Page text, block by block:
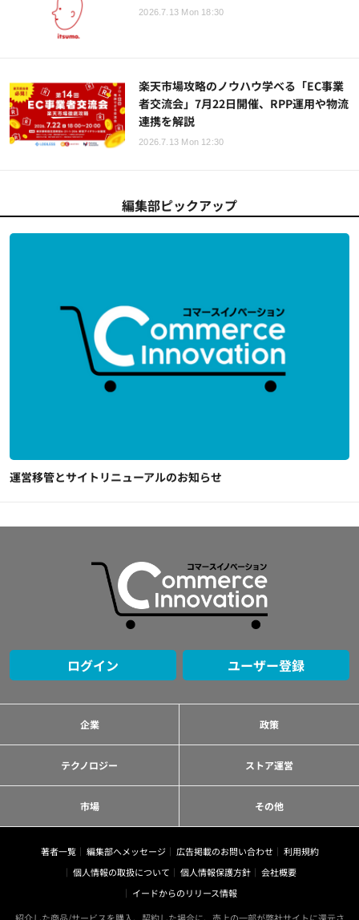
2026.7.13 Mon 18:30
楽天市場攻略のノウハウ学べる「EC事業
者交流会」7月22日開催、RPP運用や物流
連携を解説
2026.7.13 Mon 12:30
編集部ピックアップ
運営移管とサイトリニューアルのお知らせ
ログイン ユーザー登録
企業 政策
テクノロジー ストア運営
市場 その他
著者一覧 編集部へメッセージ 広告掲載のお問い合わせ
利用規約
個人情報の取扱について
個人情報保護方針
会社概要
イードからのリリース情報